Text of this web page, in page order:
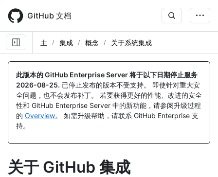
main
content
GitHub 文档
主 集成 概念 关于系统集成
此版本的 GitHub Enterprise Server 将于以下日期停止服务
2026-08-25. 已停止发布的版本不受支持。 即使针对重大安
全问题，也不会发布补丁。 若要获得更好的性能、改进的安全
性和 GitHub Enterprise Server 中的新功能，请参阅升级过程
的 Overview。 如需升级帮助，请联系 GitHub Enterprise 支
持。
关于 GitHub 集成